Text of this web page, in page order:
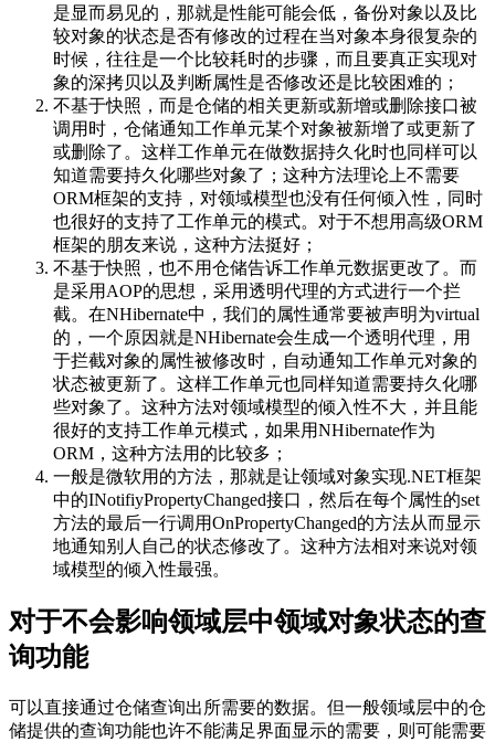
是显而易见的，那就是性能可能会低，备份对象以及比
较对象的状态是否有修改的过程在当对象本身很复杂的
时候，往往是一个比较耗时的步骤，而且要真正实现对
象的深拷贝以及判断属性是否修改还是比较困难的；
不基于快照，而是仓储的相关更新或新增或删除接口被
调用时，仓储通知工作单元某个对象被新增了或更新了
或删除了。这样工作单元在做数据持久化时也同样可以
知道需要持久化哪些对象了；这种方法理论上不需要
ORM框架的支持，对领域模型也没有任何倾入性，同时
也很好的支持了工作单元的模式。对于不想用高级ORM
框架的朋友来说，这种方法挺好；
不基于快照，也不用仓储告诉工作单元数据更改了。而
是采用AOP的思想，采用透明代理的方式进行一个拦
截。在NHibernate中，我们的属性通常要被声明为virtual
的，一个原因就是NHibernate会生成一个透明代理，用
于拦截对象的属性被修改时，自动通知工作单元对象的
状态被更新了。这样工作单元也同样知道需要持久化哪
些对象了。这种方法对领域模型的倾入性不大，并且能
很好的支持工作单元模式，如果用NHibernate作为
ORM，这种方法用的比较多；
一般是微软用的方法，那就是让领域对象实现.NET框架
中的INotifiyPropertyChanged接口，然后在每个属性的set
方法的最后一行调用OnPropertyChanged的方法从而显示
地通知别人自己的状态修改了。这种方法相对来说对领
域模型的倾入性最强。
对于不会影响领域层中领域对象状态的查
询功能
可以直接通过仓储查询出所需要的数据。但一般领域层中的仓
储提供的查询功能也许不能满足界面显示的需要，则可能需要